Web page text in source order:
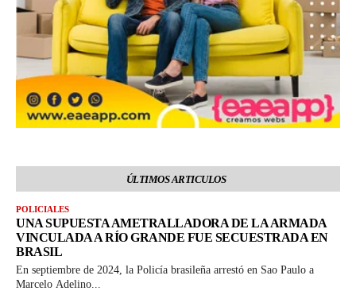
ÚLTIMOS ARTICULOS
POLICIALES
UNA SUPUESTA AMETRALLADORA DE LA ARMADA
VINCULADA A RÍO GRANDE FUE SECUESTRADA EN
BRASIL
En septiembre de 2024, la Policía brasileña arrestó en Sao Paulo a
Marcelo Adelino...